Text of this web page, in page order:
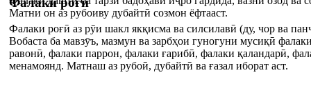
Матни он аз рубоиву дубайтӣ созмон ёфтааст.
Фалаки роғӣ аз рӯи шакл якқисма ва силсилавӣ (ду, чор ва
Вобаста ба мавзӯъ, мазмун ва зарбҳои гуногуни мусиқӣ
равонӣ, фалаки паррон, фалаки ғарибӣ, фалаки қаландарӣ,
менамоянд. Матнаш аз рубоӣ, дубайтӣ ва ғазал иборат аст.